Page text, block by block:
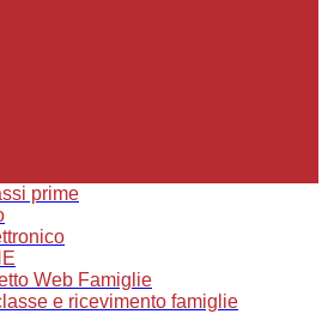
prime
Web Famiglie
e ricevimento famiglie